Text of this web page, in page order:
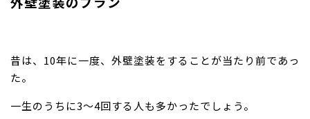
昔は、10年に一度、外壁塗装をすることが当たり前であっ
た。
一生のうちに3～4回する人も多かったでしょう。